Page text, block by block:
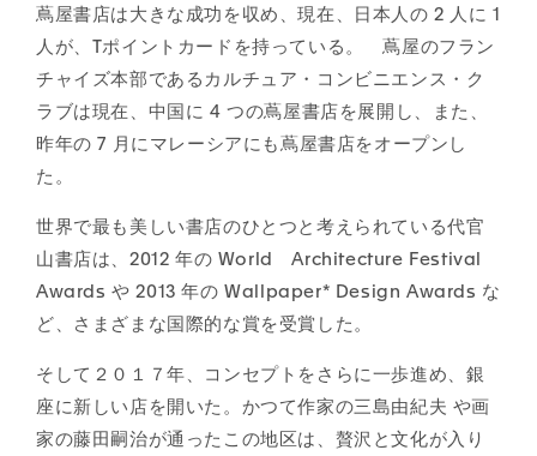
蔦屋書店は大きな成功を収め、現在、日本人の 2 人に 1
人が、Tポイントカードを持っている。 蔦屋のフラン
チャイズ本部であるカルチュア・コンビニエンス・ク
ラブは現在、中国に 4 つの蔦屋書店を展開し、また、
昨年の 7 月にマレーシアにも蔦屋書店をオープンし
た。
世界で最も美しい書店のひとつと考えられている代官
山書店は、2012 年の World Architecture Festival
Awards や 2013 年の Wallpaper* Design Awards な
ど、さまざまな国際的な賞を受賞した。
そして２０１７年、コンセプトをさらに一歩進め、銀
座に新しい店を開いた。かつて作家の三島由紀夫 や画
家の藤田嗣治が通ったこの地区は、贅沢と文化が入り